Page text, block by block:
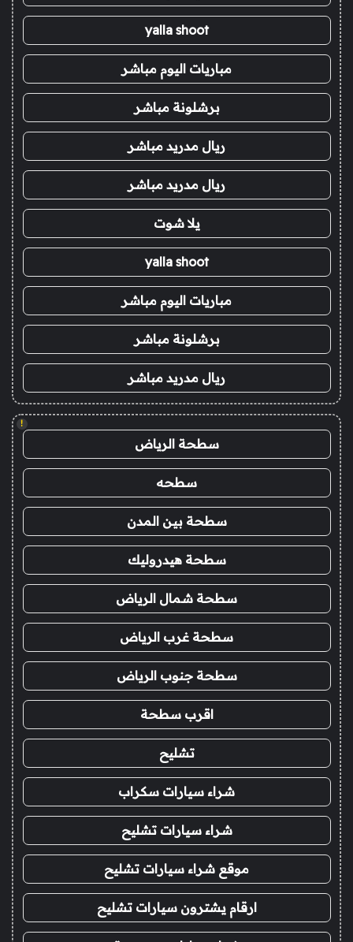
yalla shoot
مباريات اليوم مباشر
برشلونة مباشر
ريال مدريد مباشر
ريال مدريد مباشر
يلا شوت
yalla shoot
مباريات اليوم مباشر
برشلونة مباشر
ريال مدريد مباشر
!
سطحة الرياض
سطحه
سطحة بين المدن
سطحة هيدروليك
سطحة شمال الرياض
سطحة غرب الرياض
سطحة جنوب الرياض
اقرب سطحة
تشليح
شراء سيارات سكراب
شراء سيارات تشليح
موقع شراء سيارات تشليح
ارقام يشترون سيارات تشليح